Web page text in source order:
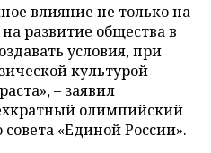
влияние не только на
развитие общества в
условия, при
культурой
– заявил
олимпийский
«Единой России».